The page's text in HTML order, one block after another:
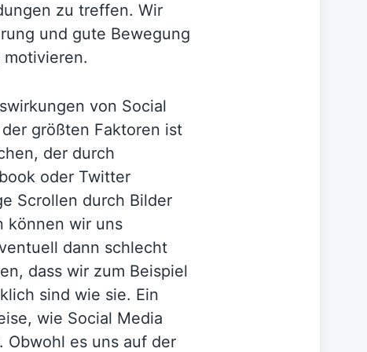
zu treffen. Wir
und gute Bewegung
von Social
größten Faktoren ist
der durch
oder Twitter
Scrollen durch Bilder
können wir uns
dann schlecht
dass wir zum Beispiel
sind wie sie. Ein
wie Social Media
Obwohl es uns auf der